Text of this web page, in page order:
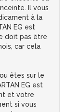
Il vous
à la
EG est
doit pas être
car cela
êtes sur le
EG est
et votre
si vous